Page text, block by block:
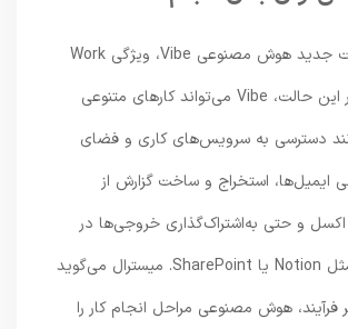
مهم‌ترین قابلیت جدید هوش مصنوعی Vibe، ویژگی Work
Mode است. در این حالت، Vibe می‌تواند کارهای متنوعی
به سرویس‌های کاری و فضای
استخراج و ساخت گزارش از
حتی به‌اشتراک‌گذاری خروجی‌ها در
سرویس‌هایی مثل Notion یا SharePoint. میسترال می‌گوید
هوش مصنوعی مراحل انجام کار را